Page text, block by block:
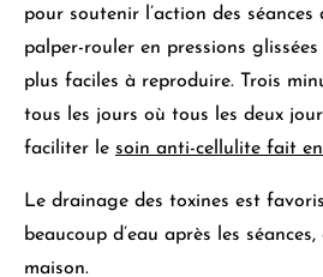
pour soutenir l’action des séances
palper-rouler en pressions
plus faciles à reproduire. Trois
tous les jours où tous les deux
faciliter le soin anti-cellulite fait
Le drainage des toxines est
beaucoup d’eau après les séances,
maison.